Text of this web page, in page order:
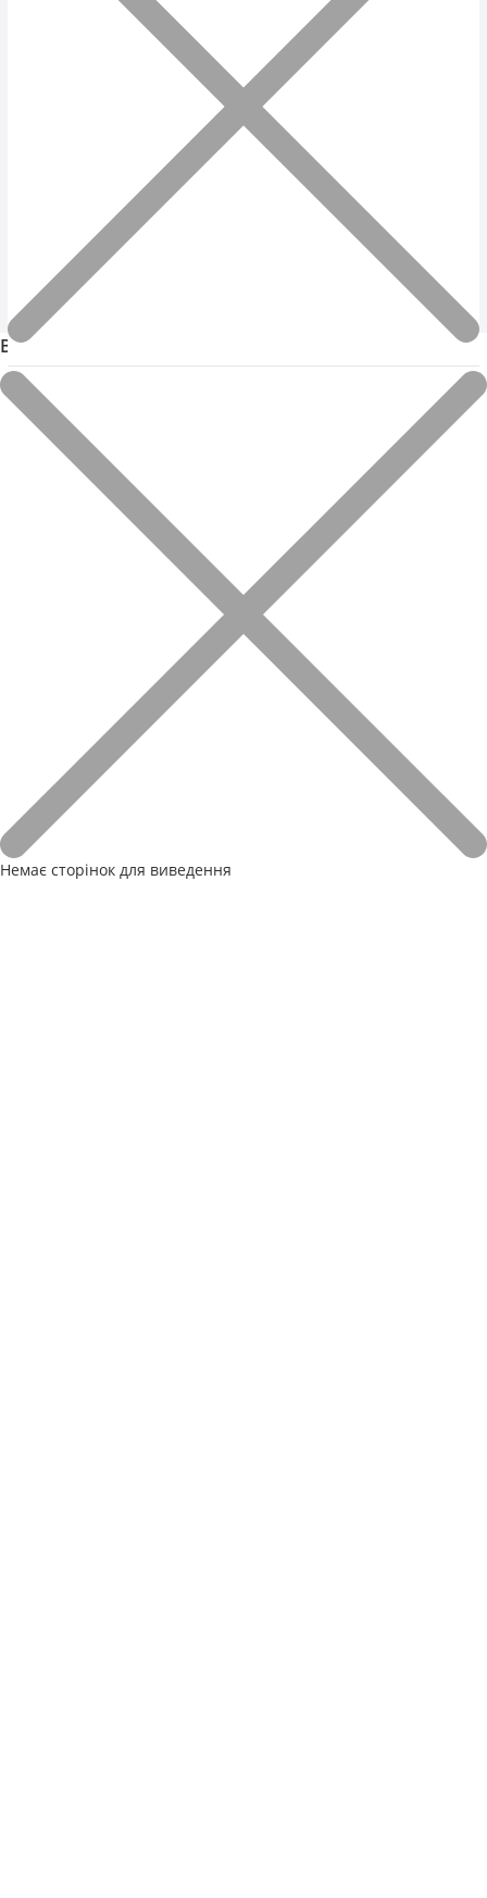
Політика конфіденційності
Підписатися на акції та знижки
Сopyright 2026
Виберіть Ваше місто
Немає сторінок для виведення